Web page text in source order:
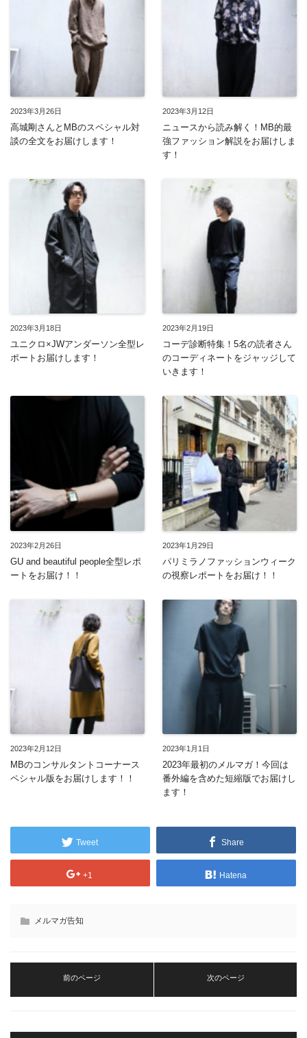
2023年3月26日
高城剛さんとMBのスペシャル対
談の全文をお届けします！
2023年3月12日
ニュースから読み解く！MB的最
強ファッション解説をお届けしま
す！
2023年3月18日
ユニクロ×JWアンダーソン全型レ
ポートお届けします！
2023年2月19日
コーデ診断特集！5名の読者さん
のコーディネートをジャッジして
いきます！
2023年2月26日
GU and beautiful people全型レポ
ートをお届け！！
2023年1月29日
パリミラノファッションウィーク
の視察レポートをお届け！！
2023年2月12日
MBのコンサルタントコーナース
ペシャル版をお届けします！！
2023年1月1日
2023年最初のメルマガ！今回は
番外編を含めた短縮版でお届けし
ます！
Tweet Share
+1 Hatena
メルマガ告知
前のページ 次のページ